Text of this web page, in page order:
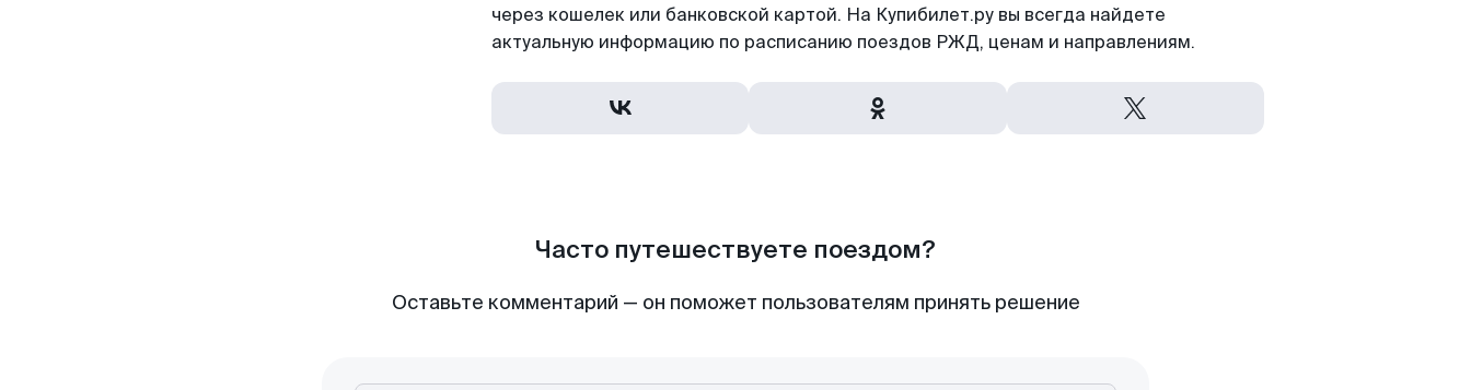
через кошелек или банковской картой. На Купибилет.ру вы всегда найдете
актуальную информацию по расписанию поездов РЖД, ценам и направлениям.
Часто путешествуете поездом?
Оставьте комментарий — он поможет пользователям принять решение